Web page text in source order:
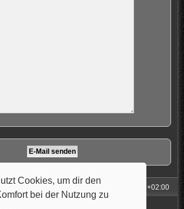
Cookies, um dir den
bei der Nutzung zu
UTC+02:00